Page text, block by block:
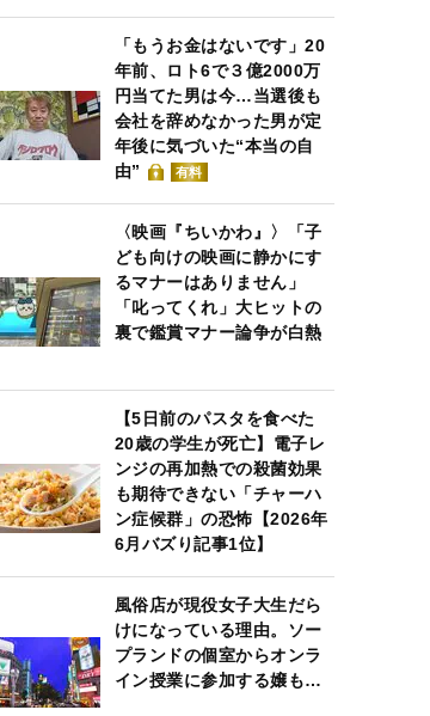
「もうお金はないです」20
年前、ロト6で３億2000万
円当てた男は今…当選後も
会社を辞めなかった男が定
年後に気づいた“本当の自
由”
有料
〈映画『ちいかわ』〉「子
ども向けの映画に静かにす
るマナーはありません」
「叱ってくれ」大ヒットの
裏で鑑賞マナー論争が白熱
【5日前のパスタを食べた
20歳の学生が死亡】電子レ
ンジの再加熱での殺菌効果
も期待できない「チャーハ
ン症候群」の恐怖【2026年
6月バズり記事1位】
風俗店が現役女子大生だら
けになっている理由。ソー
プランドの個室からオンラ
イン授業に参加する嬢も…